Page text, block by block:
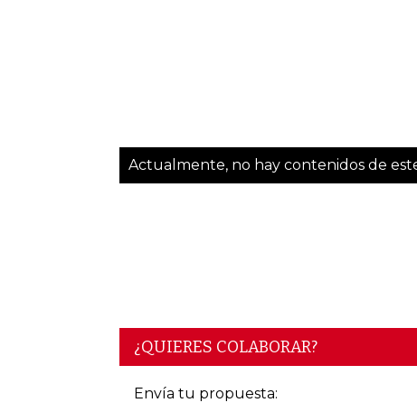
Actualmente, no hay contenidos de
¿QUIERES COLABORAR?
Envía tu propuesta: